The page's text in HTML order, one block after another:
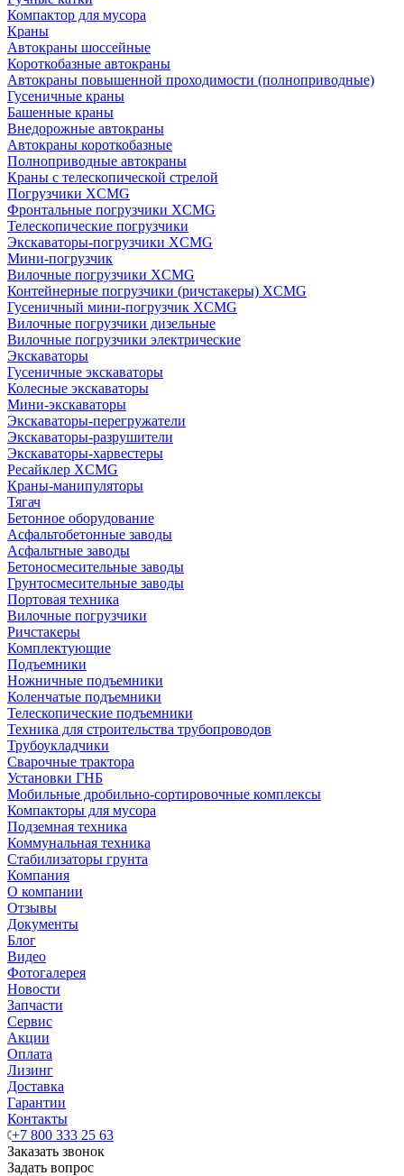
Компактор для мусора
Краны
Автокраны шоссейные
Короткобазные автокраны
Автокраны повышенной проходимости (полноприводные)
Гусеничные краны
Башенные краны
Внедорожные автокраны
Автокраны короткобазные
Полноприводные автокраны
Краны с телескопической стрелой
Погрузчики XCMG
Фронтальные погрузчики XCMG
Телескопические погрузчики
Экскаваторы-погрузчики XCMG
Мини-погрузчик
Вилочные погрузчики XCMG
Контейнерные погрузчики (ричстакеры) XCMG
Гусеничный мини-погрузчик XCMG
Вилочные погрузчики дизельные
Вилочные погрузчики электрические
Экскаваторы
Гусеничные экскаваторы
Колесные экскаваторы
Мини-экскаваторы
Экскаваторы-перегружатели
Экскаваторы-разрушители
Экскаваторы-харвестеры
Ресайклер XCMG
Краны-манипуляторы
Тягач
Бетонное оборудование
Асфальтобетонные заводы
Асфальтные заводы
Бетоносмесительные заводы
Грунтосмесительные заводы
Портовая техника
Вилочные погрузчики
Ричстакеры
Комплектующие
Подъемники
Ножничные подъемники
Коленчатые подъемники
Телескопические подъемники
Техника для строительства трубопроводов
Трубоукладчики
Сварочные трактора
Установки ГНБ
Мобильные дробильно-сортировочные комплексы
Компакторы для мусора
Подземная техника
Коммунальная техника
Стабилизаторы грунта
Компания
О компании
Отзывы
Документы
Блог
Видео
Фотогалерея
Новости
Запчасти
Сервис
Акции
Оплата
Лизинг
Доставка
Гарантии
Контакты
+7 800 333 25 63
Заказать звонок
Задать вопрос